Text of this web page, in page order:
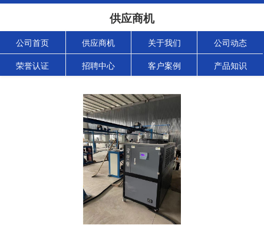
供应商机
公司首页 供应商机 关于我们 公司动态
荣誉认证 招聘中心 客户案例 产品知识